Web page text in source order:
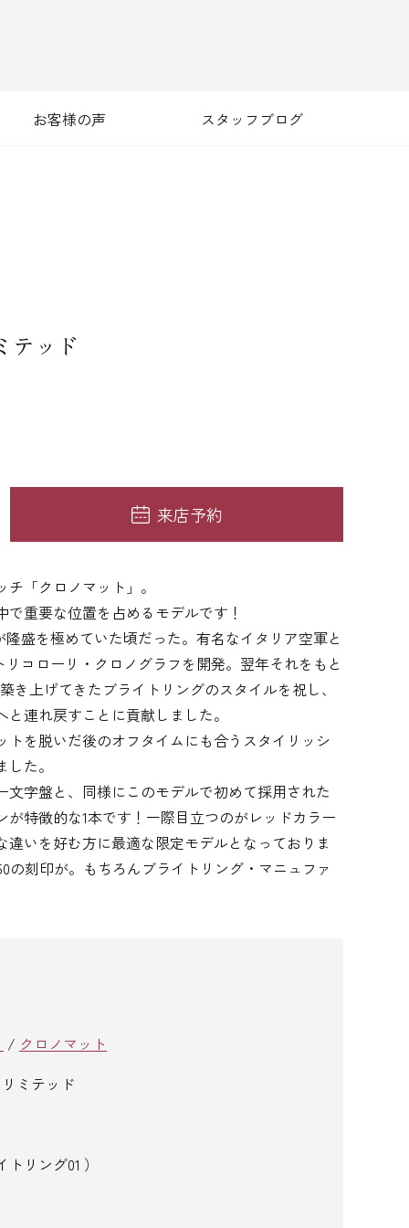
お客様の声 スタッフブログ
テッド
来店予約
「クロノマット」。
重要な位置を占めるモデルです！
盛を極めていた頃だった。有名なイタリア空軍と
コローリ・クロノグラフを開発。翌年それをもと
上げてきたブライトリングのスタイルを祝し、
連れ戻すことに貢献しました。
を脱いだ後のオフタイムにも合うスタイリッシ
た。
字盤と、同様にこのモデルで初めて採用された
特徴的な1本です！一際目立つのがレッドカラー
いを好む方に最適な限定モデルとなっておりま
の刻印が。もちろんブライトリング・マニュファ
/ クロノマット
ミテッド
リング01 ）